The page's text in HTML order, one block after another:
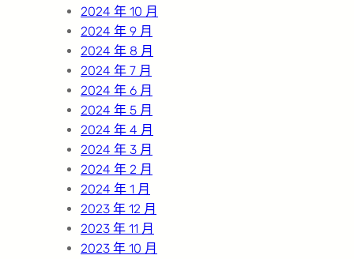
2024 年 10 月
2024 年 9 月
2024 年 8 月
2024 年 7 月
2024 年 6 月
2024 年 5 月
2024 年 4 月
2024 年 3 月
2024 年 2 月
2024 年 1 月
2023 年 12 月
2023 年 11 月
2023 年 10 月